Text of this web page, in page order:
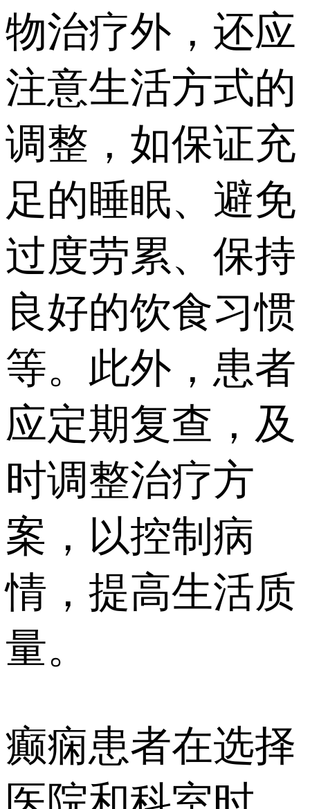
物治疗外，还应
注意生活方式的
调整，如保证充
足的睡眠、避免
过度劳累、保持
良好的饮食习惯
等。此外，患者
应定期复查，及
时调整治疗方
案，以控制病
情，提高生活质
量。
癫痫患者在选择